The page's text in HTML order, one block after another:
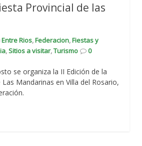
Provincial de las
Entre Rios,Federacion,Fiestas y
,Sitios a visitar,Turismo 0
se organiza la II Edición de la
Mandarinas en Villa del Rosario,